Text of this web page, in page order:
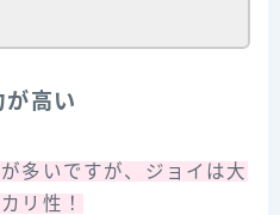
高い
多いですが、ジョイは大
リ性！